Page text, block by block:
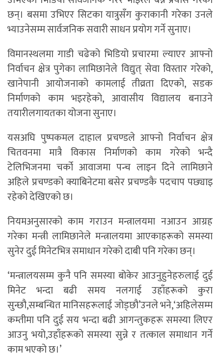
छन्। बसमा उभिएर सिटका यात्रुसँग कुराकानी गरेका उनले
भ्याउनेसम्म सार्वजनिक सवारी साधन प्रयोग गर्ने सुनाए।
विमानस्थलमा गाडी चढेको भिडियो प्रचारमा ल्याएर आफ्नो
निर्वाचन क्षेत्र पुगेका लामिछानेले विद्युत् सेवा विस्तार गरेको,
खानेपानी आयोजनाको कामलाई तीव्रता दिएको, सडक
निर्माणको काम भइरहेको, आवासीय विद्यालय बनाउने
तयारीलगायतका योजना सुनाए।
यसअघि पुष्पकमल दाहाल प्रचण्डले आफ्नो निर्वाचन क्षेत्र
चितवनमा मात्रै विकास निर्माणको काम गरेको भन्दै
टेलिभिजनमा चर्को आवाजमा पन्च लाइन दिने लामिछाने
अहिले प्रचण्डको क्याबिनेटमा बसेर प्रचण्डकै पदचाप पछ्याइ
रहेको देखिएको छ।
नियमअनुसारको काम गराउन मन्त्रालयमा नआउन आग्रह
गरेका मन्त्री लामिछानेले मन्त्रालयमा आएकाहरूको समस्या
सुनेर दुई मिनेटभित्र समाधान गरेको दाबी पनि गरेका छन्।
‘मन्त्रालयसम्म कुनै पनि समस्या बोकेर आउनुहुनेहरुलाई दुई
मिनेट भन्दा बढी समय नलगाई उहाँहरूको कुरा
सुन्छौ,सम्बन्धित मानिसहरूलाई जोड्छौ’उनले भने,‘अहिलेसम्म
कम्तीमा पनि दुई सय भन्दा बढी आगन्तुकहरू समस्या लिएर
आउनु भयो,उहाँहरूको समस्या सुन्ने र तत्काल समाधान गर्ने
काम भएको छ।’